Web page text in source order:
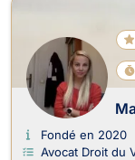
Fondé en 2020
Avocat Droit du